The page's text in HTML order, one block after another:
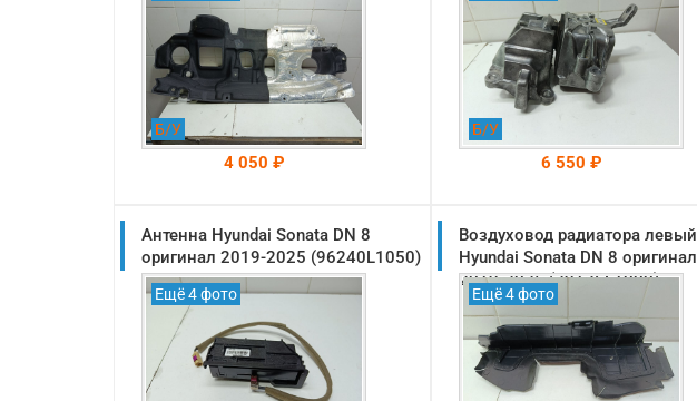
Б/У
4 050 ₽
На складе: Раменское
-->
Б/У
6 550 ₽
На складе: Раменское
-->
Антенна Hyundai Sonata DN 8
оригинал 2019-2025 (96240L1050)
Ещё 4 фото
Воздуховод радиатора левый
Hyundai Sonata DN 8 оригинал
2019-2025 (29136L1000)
Ещё 4 фото